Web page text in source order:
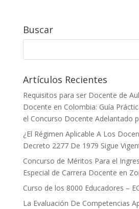
Buscar
Artículos Recientes
Requisitos para ser Docente de
Docente en Colombia: Guía
el Concurso Docente Adelantado
¿El Régimen Aplicable A Los
Decreto 2277 De 1979 Sigue
Concurso de Méritos Para el
Especial de Carrera Docente en
Curso de los 8000 Educadores –
La Evaluación De Competencias